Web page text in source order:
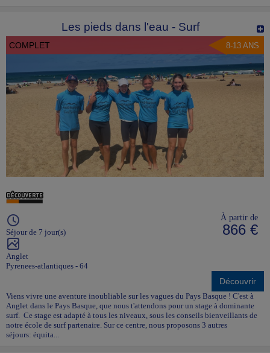
Les pieds dans l'eau - Surf
COMPLET 8-13 ANS
Séjour de 7 jour(s)
Anglet
Pyrenees-atlantiques - 64
À partir de
866 €
Découvrir
Viens vivre une aventure inoubliable sur les vagues du Pays Basque ! C'est à
Anglet dans le Pays Basque, que nous t'attendons pour un stage à dominante
surf. Ce stage est adapté à tous les niveaux, sous les conseils bienveillants de
notre école de surf partenaire. Sur ce centre, nous proposons 3 autres
séjours: équita...